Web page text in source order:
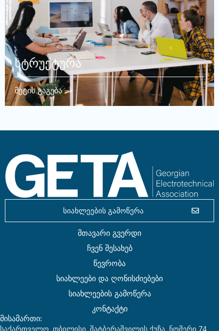
სტრუქტურა
მეტის გაგება
სიახლეების გამოწერა
მთავარი გვერდი
ჩვენ შესახებ
წევრობა
სიახლეები და ღონისძიებები
სიახლეების გამოწერა
კონტაქტი
მისამართი:
საქართველო, თბილისი, შატბერაშვილის ქუჩა, ნომერი 74